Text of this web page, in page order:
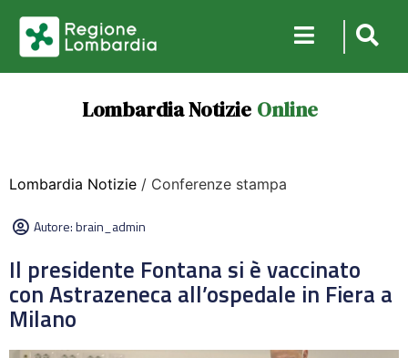
Lombardia Notizie Online
Lombardia Notizie / Conferenze stampa
Autore:brain_admin
Il presidente Fontana si è vaccinato
con Astrazeneca all’ospedale in Fiera a
Milano